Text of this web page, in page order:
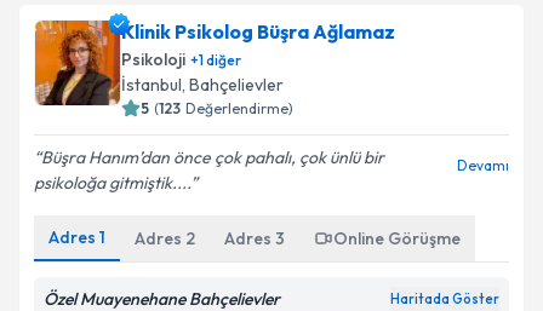
için bir takvim hazırlandığında e-posta ile
bilgilendireceğiz.
E-posta Adresiniz
Metni 'ni okudum ve kişisel verilerimin belirtilen
Klinik Psikolog Büşra Ağlamaz
Psikoloji +1diğer
İstanbul, Bahçelievler
5 (123 Değerlendirme)
Büşra Hanım’dan önce çok pahalı, çok ünlü bir
psikoloğa gitmiştik....
Devamı
Adres 1 Adres 2 Adres 3 Online Görüşme
Özel Muayenehane Bahçelievler Haritada Göster